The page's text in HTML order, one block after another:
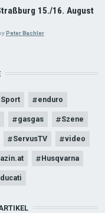
15./16. August
Peter Bachler
Sport enduro
gasgas Szene
ServusTV video
Husqvarna
ducati